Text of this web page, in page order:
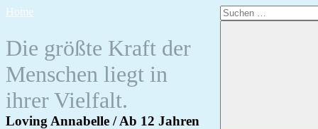
Zum
Home
Die größte Kraft der
Menschen liegt in
ihrer Vielfalt.
Suchen
nach:
Loving Annabelle / Ab 12 Jahren